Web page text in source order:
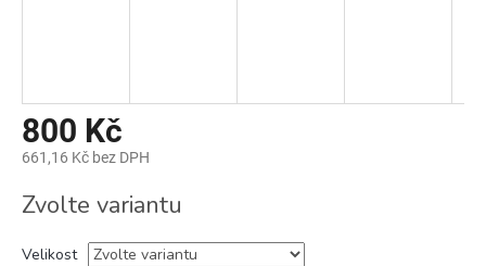
800 Kč
661,16 Kč bez DPH
cena:
Zvolte variantu
Velikost